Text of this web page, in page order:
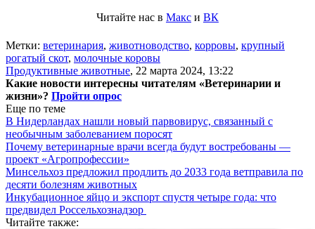
Читайте нас в Макс и ВК
Метки: ветеринария, животноводство, корровы, крупный
рогатый скот, молочные коровы
Продуктивные животные, 22 марта 2024, 13:22
Какие новости интересны читателям «Ветеринарии и
жизни»? Пройти опрос
Еще по теме
В Нидерландах нашли новый парвовирус, связанный с
необычным заболеванием поросят
Почему ветеринарные врачи всегда будут востребованы —
проект «Агропрофессии»
Минсельхоз предложил продлить до 2033 года ветправила по
десяти болезням животных
Инкубационное яйцо и экспорт спустя четыре года: что
предвидел Россельхознадзор
Читайте также: